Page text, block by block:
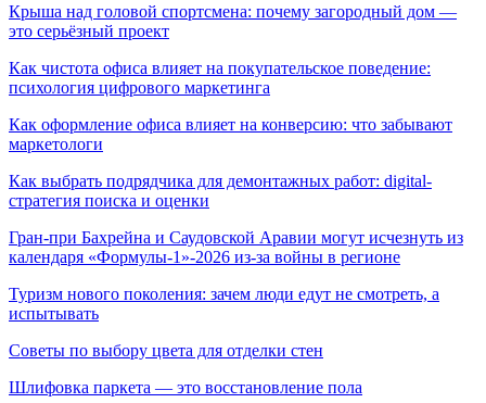
Крыша над головой спортсмена: почему загородный дом —
это серьёзный проект
Как чистота офиса влияет на покупательское поведение:
психология цифрового маркетинга
Как оформление офиса влияет на конверсию: что забывают
маркетологи
Как выбрать подрядчика для демонтажных работ: digital-
стратегия поиска и оценки
Гран-при Бахрейна и Саудовской Аравии могут исчезнуть из
календаря «Формулы-1»-2026 из-за войны в регионе
Туризм нового поколения: зачем люди едут не смотреть, а
испытывать
Советы по выбору цвета для отделки стен
Шлифовка паркета — это восстановление пола